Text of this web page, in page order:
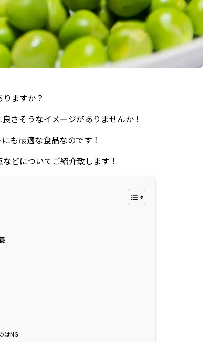
ますか？
さそうなイメージがありませんか！
も最適な食品なのです！
どについてご紹介致します！
はNG